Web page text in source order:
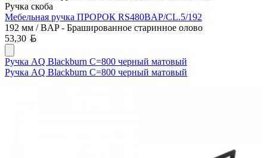
Ручка скоба
Мебельная ручка ПРОРОК RS480BAP/CL.5/192
192 мм / BAP - Брашированное старинное олово
53,30
Ручка AQ Blackburn С=800 черный матовый
Ручка AQ Blackburn С=800 черный матовый